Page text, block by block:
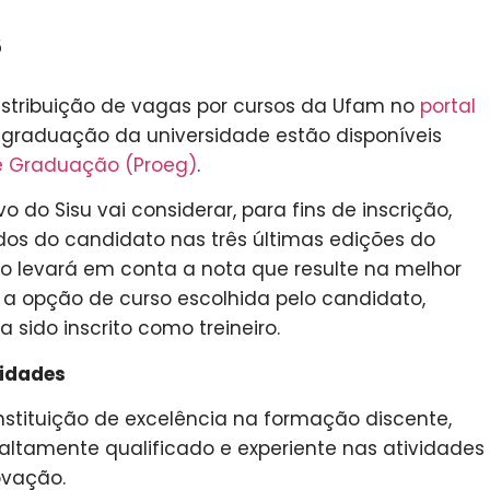
de vagas por cursos da Ufam no portal
da universidade estão disponíveis
Graduação (Proeg).
do Sisu vai considerar, para fins de inscrição,
do candidato nas três últimas edições do
levará em conta a nota que resulte na melhor
opção de curso escolhida pelo candidato,
sido inscrito como treineiro.
de excelência na formação discente,
qualificado e experiente nas atividades